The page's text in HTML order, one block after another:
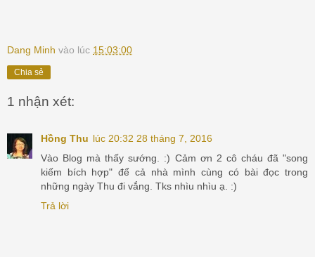
Dang Minh vào lúc 15:03:00
Chia sẻ
1 nhận xét:
Hồng Thu lúc 20:32 28 tháng 7, 2016
Vào Blog mà thấy sướng. :) Cảm ơn 2 cô cháu đã "song
kiếm bích hợp" để cả nhà mình cùng có bài đọc trong
những ngày Thu đi vắng. Tks nhìu nhìu ạ. :)
Trả lời